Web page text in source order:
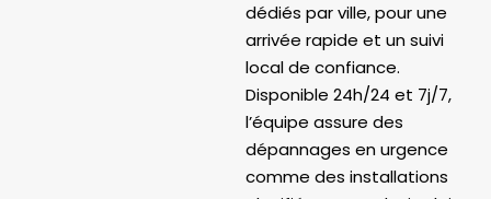
dédiés par ville, pour une
arrivée rapide et un suivi
local de confiance.
Disponible 24h/24 et 7j/7,
l’équipe assure des
dépannages en urgence
comme des installations